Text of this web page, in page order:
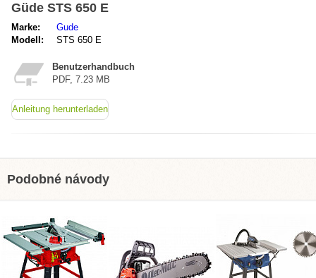
Güde STS 650 E
Marke:
Gude
Modell:
STS 650 E
Benutzerhandbuch
PDF, 7.23 MB
Anleitung herunterladen
Podobné návody